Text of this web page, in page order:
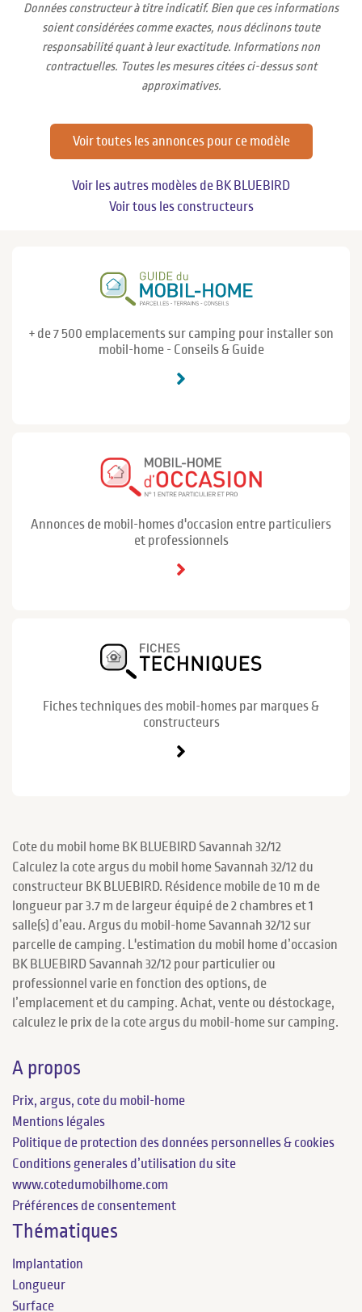
Données constructeur à titre indicatif. Bien que ces informations
soient considérées comme exactes, nous déclinons toute
responsabilité quant à leur exactitude. Informations non
contractuelles. Toutes les mesures citées ci-dessus sont
approximatives.
Voir toutes les annonces pour ce modèle
Voir les autres modèles de BK BLUEBIRD
Voir tous les constructeurs
+ de 7 500 emplacements sur camping pour installer son
mobil-home - Conseils & Guide
Annonces de mobil-homes d'occasion entre particuliers
et professionnels
Fiches techniques des mobil-homes par marques &
constructeurs
Cote du mobil home BK BLUEBIRD Savannah 32/12
Calculez la cote argus du mobil home Savannah 32/12 du
constructeur BK BLUEBIRD. Résidence mobile de 10 m de
longueur par 3.7 m de largeur équipé de 2 chambres et 1
salle(s) d’eau. Argus du mobil-home Savannah 32/12 sur
parcelle de camping. L'estimation du mobil home d’occasion
BK BLUEBIRD Savannah 32/12 pour particulier ou
professionnel varie en fonction des options, de
l’emplacement et du camping. Achat, vente ou déstockage,
calculez le prix de la cote argus du mobil-home sur camping.
A propos
Prix, argus, cote du mobil-home
Mentions légales
Politique de protection des données personnelles & cookies
Conditions generales d’utilisation du site
www.cotedumobilhome.com
Préférences de consentement
Thématiques
Implantation
Longueur
Surface